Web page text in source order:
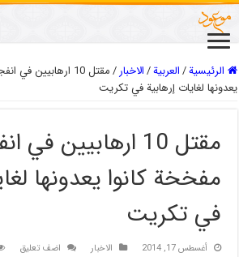
الرئيسية/العربیة/الاخبار/
مقتل 10 ارهابيين
يعدونها لغايات إرهابية في تكريت
مقتل 10 ارهابيين
مفخخة كانوا يعدونها
في تكريت
أغسطس 17, 2014 الاخبار اضف تعليق